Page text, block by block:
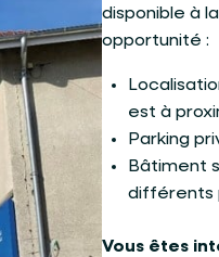
disponible à
opportunité :
est à
Parking
Bâtiment
différents
Vous êtes